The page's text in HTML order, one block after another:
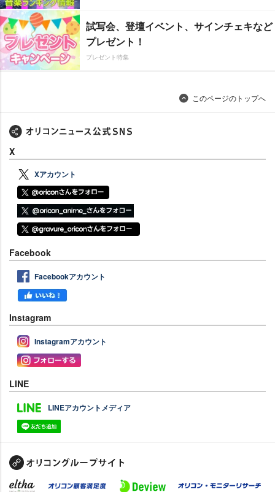
試写会、登壇イベント、サインチェキなど
プレゼント！
プレゼント特集
このページのトップへ
X
Xアカウント
Facebook
Facebookアカウント
Instagram
Instagramアカウント
LINE
LINEアカウントメディア